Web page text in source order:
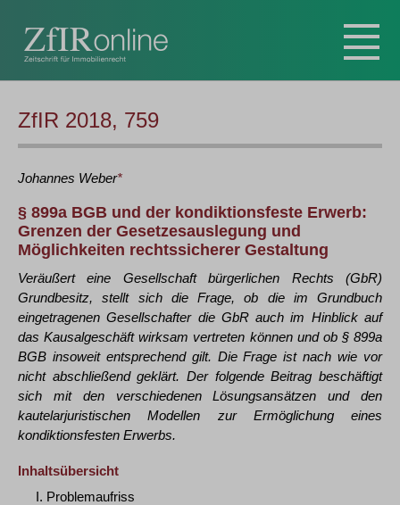
ZfIR 2018, 759
Johannes Weber*
§ 899a BGB und der kondiktionsfeste Erwerb:
Grenzen der Gesetzesauslegung und
Möglichkeiten rechtssicherer Gestaltung
Veräußert eine Gesellschaft bürgerlichen Rechts (GbR)
Grundbesitz, stellt sich die Frage, ob die im Grundbuch
eingetragenen Gesellschafter die GbR auch im Hinblick auf
das Kausalgeschäft wirksam vertreten können und ob § 899a
BGB insoweit entsprechend gilt. Die Frage ist nach wie vor
nicht abschließend geklärt. Der folgende Beitrag beschäftigt
sich mit den verschiedenen Lösungsansätzen und den
kautelarjuristischen Modellen zur Ermöglichung eines
kondiktionsfesten Erwerbs.
Inhaltsübersicht
I. Problemaufriss